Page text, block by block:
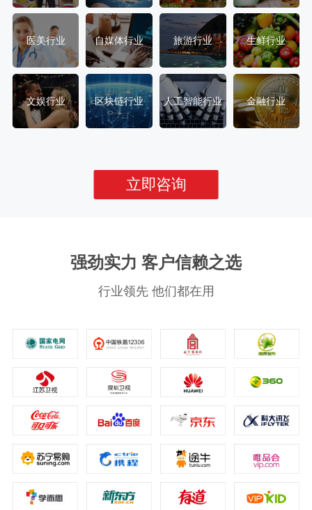
医美行业 自媒体行业 旅游行业 生鲜行业
文娱行业 区块链行业 人工智能行业 金融行业
立即咨询
强劲实力 客户信赖之选
行业领先 他们都在用